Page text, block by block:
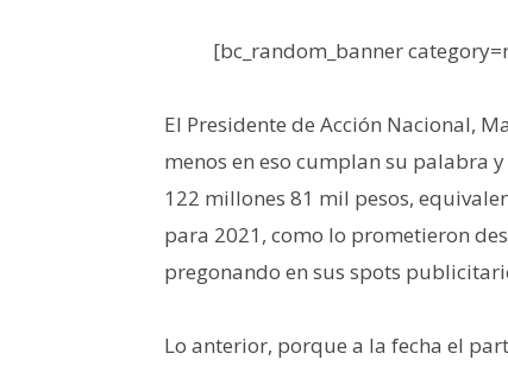
[bc_random_banner
El Presidente de Acción Nacional,
menos en eso cumplan su palabra
122 millones 81 mil pesos,
para 2021, como lo prometieron
pregonando en sus spots
Lo anterior, porque a la fecha el